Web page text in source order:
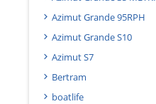
Azimut Grande 95RPH
Azimut Grande S10
Azimut S7
Bertram
boatlife